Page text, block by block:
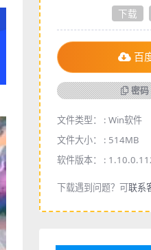
下载
百
密
文件类型： : Win软件
文件大小： : 514MB
软件版本： :
下载遇到问题？可联系